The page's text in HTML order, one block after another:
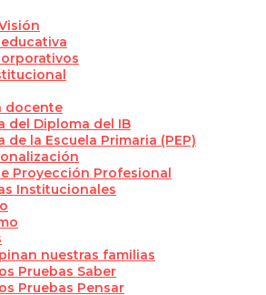
docente
del Diploma del IB
de la Escuela Primaria (PEP)
Proyección Profesional
Institucionales
nuestras familias
Pruebas Saber
Pruebas Pensar